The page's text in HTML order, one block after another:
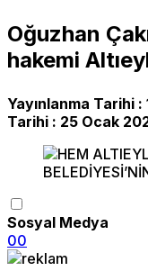
Oğuzhan
hakemi
Yayınlanma Tarihi :
Tarihi : 25 Ocak
Sosyal Medya
00